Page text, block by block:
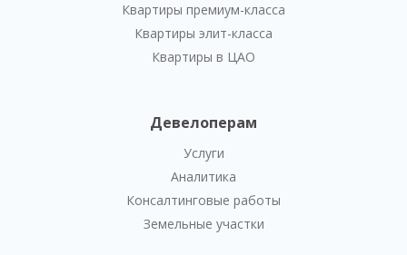
Квартиры премиум-класса
Квартиры элит-класса
Квартиры в ЦАО
Девелоперам
Услуги
Аналитика
Консалтинговые работы
Земельные участки